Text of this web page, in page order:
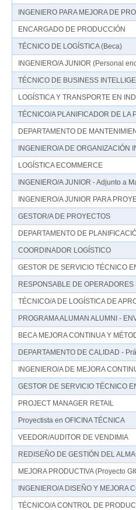
INGENIERO PARA MEJORA DE
ENCARGADO DE PRODUCCIÓN
TÉCNICO DE LOGÍSTICA (Beca)
INGENIERO/A JUNIOR (Personal
TÉCNICO DE BUSINESS
LOGÍSTICA Y TRANSPORTE EN
TÉCNICO/A PLANIFICADOR DE LA
DEPARTAMENTO DE
INGENIERO/A DE
LOGÍSTICA ECOMMERCE
INGENIERO/A JUNIOR - Adjunto a
INGENIERO/A JUNIOR PARA
GESTOR/A DE PROYECTOS
DEPARTAMENTO DE
COORDINADOR LOGÍSTICO
GESTOR DE SERVICIO TÉCNICO
RESPONSABLE DE OPERADORES
TÉCNICO/A DE LOGÍSTICA DE
PROGRAMA ALUMAN ALUMNI -
BECA MEJORA CONTINUA Y
DEPARTAMENTO DE CALIDAD -
INGENIERO/A DE MEJORA
GESTOR DE SERVICIO TÉCNICO
PROJECT MANAGER RETAIL
Proyectista en OFICINA TÉCNICA
VEEDOR/AUDITOR DE VENDIMIA
REDISEÑO DE GESTIÓN DEL
MEJORA PRODUCTIVA (Proyecto
INGENIERO/A DISEÑO Y MEJORA
TÉCNICO/A CONTROL DE